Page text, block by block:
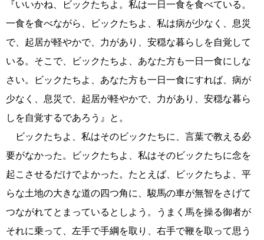
『いいかね、ビックたちよ。私は一日一食を食べている。
一食を食べながら、ビックたちよ、私は病が少なく、息災
で、起居が軽やかで、力があり、安穏な暮らしを自覚して
いる。そこで、ビックたちよ、あなた方も一日一食にしな
さい。ビックたちよ、あなた方も一日一食にすれば、病が
少なく、息災で、起居が軽やかで、力があり、安穏な暮ら
しを自覚するであろう』と。
ビックたちよ、私はそのビックたちに、言葉で教える必
要がなかった。ビックたちよ、私はそのビックたちに念を
起こさせるだけでよかった。たとえば、ビックたちよ、平
らな土地の大きな道の四つ角に、駿馬の車が無智をさげて
つながれてとまっているとしよう。うまく馬を操る御者が
それに乗って、左手で手綱を取り、右手で鞭を取って思う